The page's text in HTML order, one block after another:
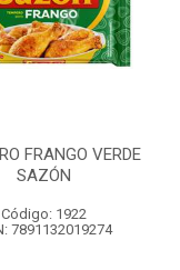
FRANGO VERDE
SAZÓN
Código: 1922
7891132019274